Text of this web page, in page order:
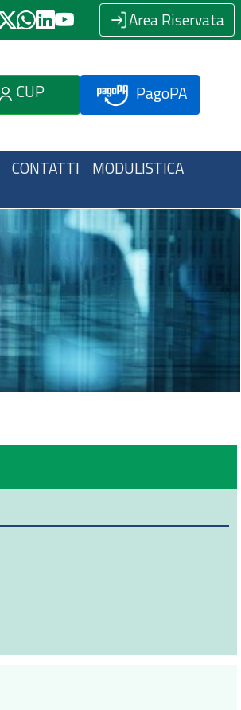
Area Riservata
CUP PagoPA
CONTATTI MODULISTICA